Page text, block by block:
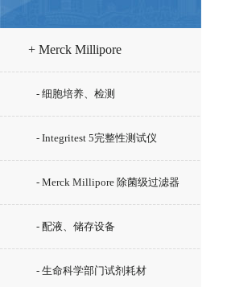
+ Merck Millipore
- 细胞培养、检测
- Integritest 5完整性测试仪
- Merck Millipore 除菌级过滤器
- 配液、储存设备
- 生命科学部门试剂耗材